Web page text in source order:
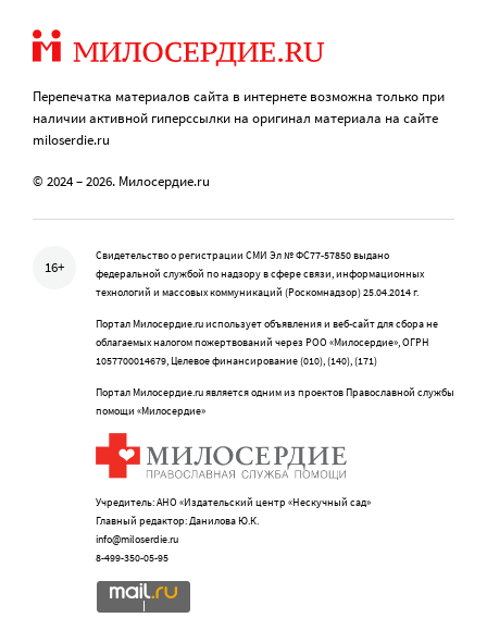
Перепечатка материалов сайта в интернете возможна только при
наличии активной гиперссылки на оригинал материала на сайте
miloserdie.ru
© 2024 – 2026. Милосердие.ru
16+
Свидетельство о регистрации СМИ Эл № ФС77-57850 выдано
федеральной службой по надзору в сфере связи, информационных
технологий и массовых коммуникаций (Роскомнадзор) 25.04.2014 г.
Портал Милосердие.ru использует объявления и веб-сайт для сбора не
облагаемых налогом пожертвований через РОО «Милосердие», ОГРН
1057700014679, Целевое финансирование (010), (140), (171)
Портал Милосердие.ru является одним из проектов Православной службы
помощи «Милосердие»
Учредитель: АНО «Издательский центр «Нескучный сад»
Главный редактор: Данилова Ю.К.
info@miloserdie.ru
8-499-350-05-95